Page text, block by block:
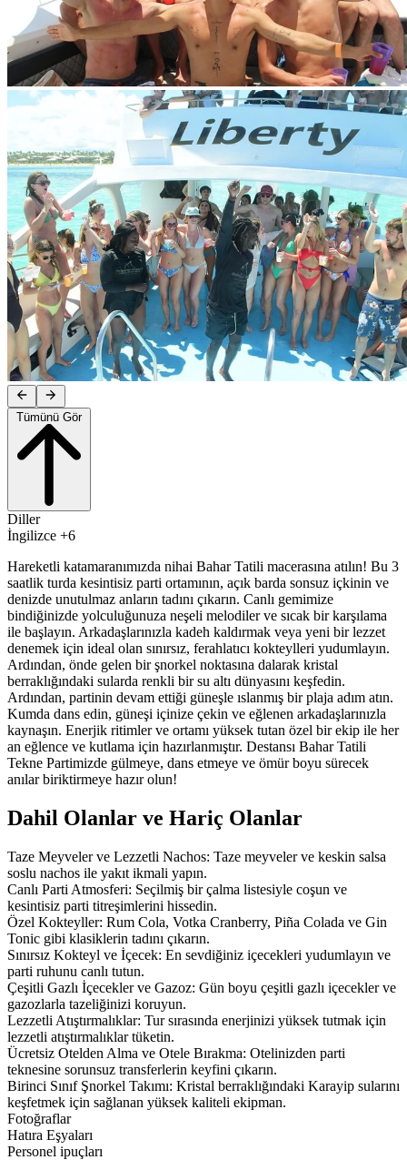
Tümünü Gör
Diller
İngilizce +6
Hareketli katamaranımızda nihai Bahar Tatili macerasına atılın! Bu 3
saatlik turda kesintisiz parti ortamının, açık barda sonsuz içkinin ve
denizde unutulmaz anların tadını çıkarın. Canlı gemimize
bindiğinizde yolculuğunuza neşeli melodiler ve sıcak bir karşılama
ile başlayın. Arkadaşlarınızla kadeh kaldırmak veya yeni bir lezzet
denemek için ideal olan sınırsız, ferahlatıcı kokteylleri yudumlayın.
Ardından, önde gelen bir şnorkel noktasına dalarak kristal
berraklığındaki sularda renkli bir su altı dünyasını keşfedin.
Ardından, partinin devam ettiği güneşle ıslanmış bir plaja adım atın.
Kumda dans edin, güneşi içinize çekin ve eğlenen arkadaşlarınızla
kaynaşın. Enerjik ritimler ve ortamı yüksek tutan özel bir ekip ile her
an eğlence ve kutlama için hazırlanmıştır. Destansı Bahar Tatili
Tekne Partimizde gülmeye, dans etmeye ve ömür boyu sürecek
anılar biriktirmeye hazır olun!
Dahil Olanlar ve Hariç Olanlar
Taze Meyveler ve Lezzetli Nachos: Taze meyveler ve keskin salsa
soslu nachos ile yakıt ikmali yapın.
Canlı Parti Atmosferi: Seçilmiş bir çalma listesiyle coşun ve
kesintisiz parti titreşimlerini hissedin.
Özel Kokteyller: Rum Cola, Votka Cranberry, Piña Colada ve Gin
Tonic gibi klasiklerin tadını çıkarın.
Sınırsız Kokteyl ve İçecek: En sevdiğiniz içecekleri yudumlayın ve
parti ruhunu canlı tutun.
Çeşitli Gazlı İçecekler ve Gazoz: Gün boyu çeşitli gazlı içecekler ve
gazozlarla tazeliğinizi koruyun.
Lezzetli Atıştırmalıklar: Tur sırasında enerjinizi yüksek tutmak için
lezzetli atıştırmalıklar tüketin.
Ücretsiz Otelden Alma ve Otele Bırakma: Otelinizden parti
teknesine sorunsuz transferlerin keyfini çıkarın.
Birinci Sınıf Şnorkel Takımı: Kristal berraklığındaki Karayip sularını
keşfetmek için sağlanan yüksek kaliteli ekipman.
Fotoğraflar
Hatıra Eşyaları
Personel ipuçları